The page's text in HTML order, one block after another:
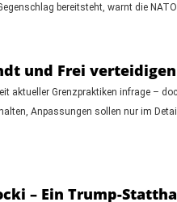
bereitsteht, warnt die
und Frei
aktueller Grenzpraktiken infrage –
Anpassungen sollen nur im
– Ein Trump-